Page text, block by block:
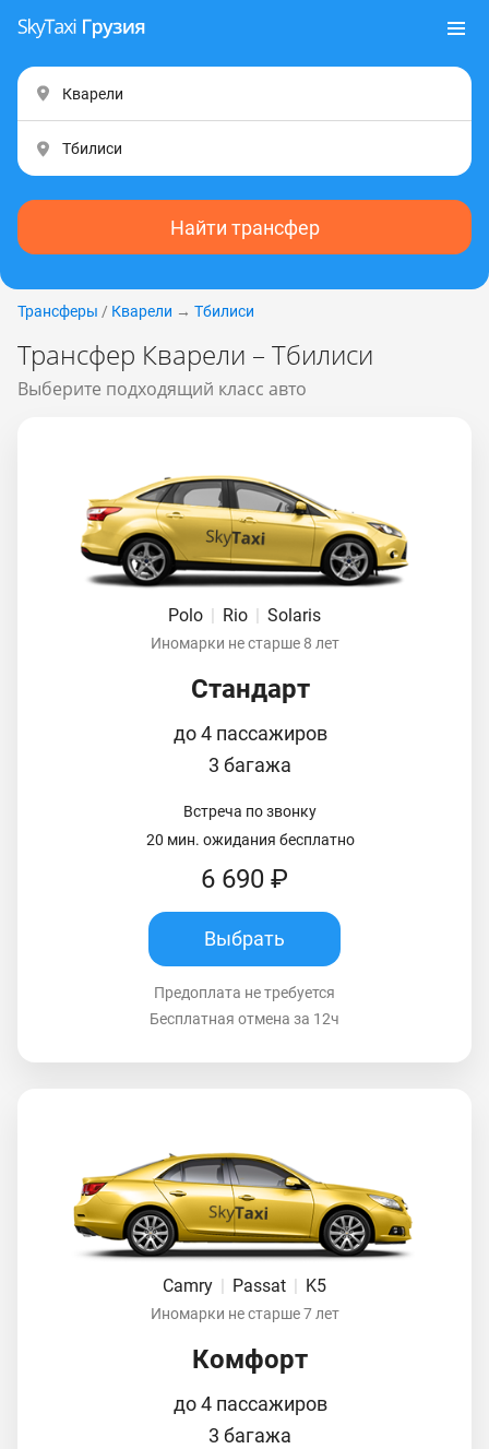
Найти трансфер
Трансферы / Кварели → Тбилиси
Трансфер Кварели – Тбилиси
Выберите подходящий класс авто
Polo | Rio | Solaris
Иномарки не старше 8 лет
Стандарт
до 4 пассажиров
3 багажа
Встреча по звонку
20 мин. ожидания бесплатно
6 690 ₽
Выбрать
Предоплата не требуется
Бесплатная отмена за 12ч
Camry Passat K5
Иномарки не старше 7 лет
Комфорт
до 4 пассажиров
3 багажа